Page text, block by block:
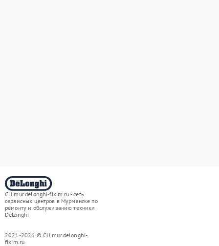
СЦ mur.delonghi-fixim.ru - сеть
сервисных центров в Мурманске по
ремонту и обслуживанию техники
DeLonghi
2021-2026 © СЦ mur.delonghi-
fixim.ru